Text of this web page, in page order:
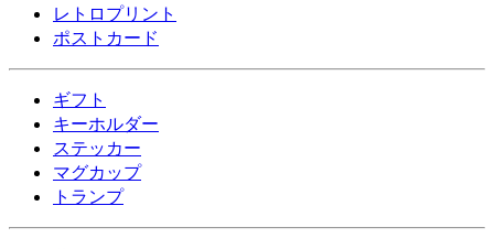
レトロプリント
ポストカード
ギフト
キーホルダー
ステッカー
マグカップ
トランプ